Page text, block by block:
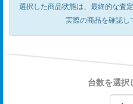
選択した商品状態は、最終的な査
実際の商品を確認し
台数を選択